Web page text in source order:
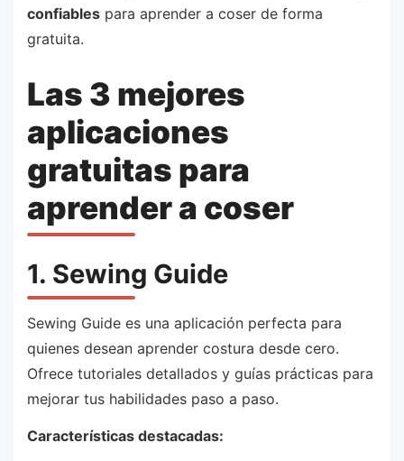
confiables para aprender a coser de forma
gratuita.
Las 3 mejores
aplicaciones
gratuitas para
aprender a coser
1. Sewing Guide
Sewing Guide es una aplicación perfecta para
quienes desean aprender costura desde cero.
Ofrece tutoriales detallados y guías prácticas para
mejorar tus habilidades paso a paso.
Características destacadas: